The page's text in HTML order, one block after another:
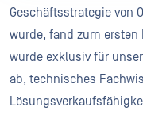
Geschäftsstrategie von
wurde, fand zum ersten
wurde exklusiv für
ab, technisches